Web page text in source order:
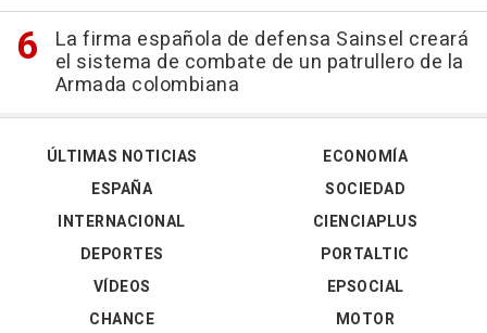
La firma española de defensa Sainsel creará
el sistema de combate de un patrullero de la
Armada colombiana
ÚLTIMAS NOTICIAS
ESPAÑA
INTERNACIONAL
DEPORTES
VÍDEOS
ECONOMÍA
SOCIEDAD
CIENCIAPLUS
PORTALTIC
EPSOCIAL
CHANCE
MOTOR